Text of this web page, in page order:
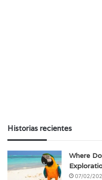
Historias recientes
Where
07/02/